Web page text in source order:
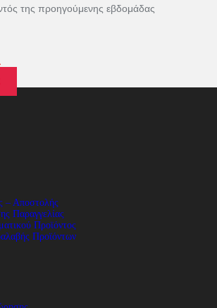
της προηγούμενης εβδομάδας
– Αποστολής
Παραγγελίας
Προϊόντος
Προϊόντων